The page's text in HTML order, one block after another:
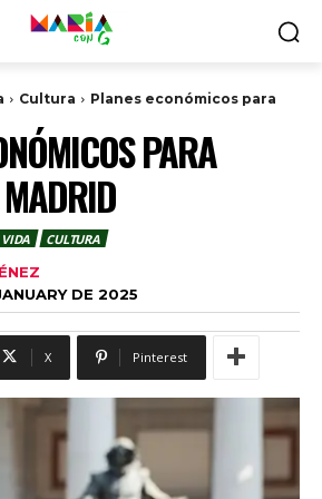
Cultura
Planes económicos para
PARA
VIDA CULTURA
DE 2025
X Pinterest